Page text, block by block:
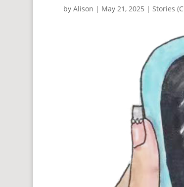
by Alison | May 21, 2025 | Stories